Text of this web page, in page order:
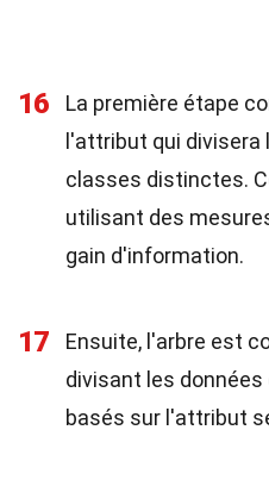
16
La première étape
l'attribut qui divisera
classes distinctes.
utilisant des
gain d'information.
17
Ensuite, l'arbre est
divisant les
basés sur l'attribut